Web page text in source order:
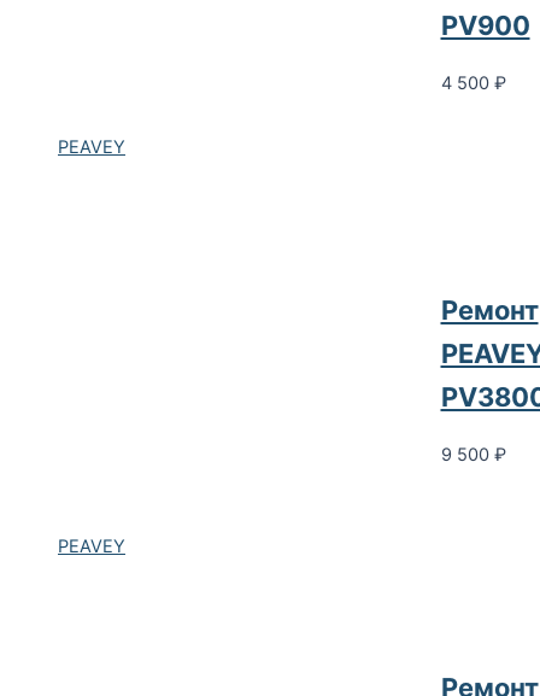
PEAVEY
PV900
4 500 ₽
PEAVEY
Ремонт
9 500 ₽
Ремонт